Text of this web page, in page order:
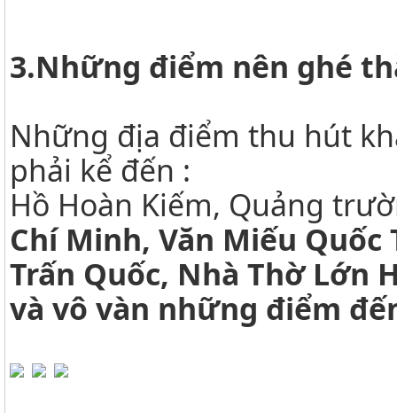
3.Những điểm nên ghé
Những địa điểm thu hút
phải kể đến :
Hồ Hoàn Kiếm, Quảng
Chí Minh, Văn Miếu
Trấn Quốc, Nhà Thờ Lớn
và vô vàn những điểm